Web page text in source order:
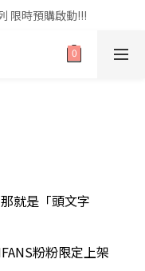
限時預購啟動!!!
限時預購啟動!!!
🚛
就是「頭文字
粉粉限定上架